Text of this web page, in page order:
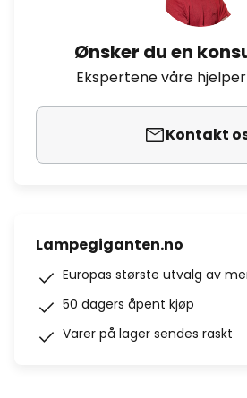
Ønsker du en
Ekspertene våre
Kontakt
Lampegiganten.no
Europas største utvalg av
50 dagers åpent kjøp
Varer på lager sendes raskt